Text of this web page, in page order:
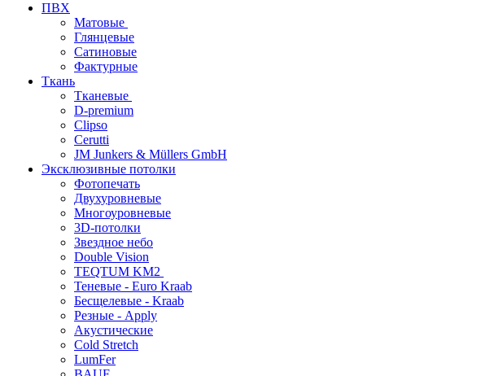
ПВХ
Матовые
Глянцевые
Сатиновые
Фактурные
Ткань
Тканевые
D-premium
Clipso
Cerutti
JM Junkers & Müllers GmbH
Эксклюзивные потолки
Фотопечать
Двухуровневые
Многоуровневые
3D-потолки
Звездное небо
Double Vision
TEQTUM KM2
Теневые - Euro Kraab
Бесщелевые - Kraab
Резные - Apply
Акустические
Cold Stretch
LumFer